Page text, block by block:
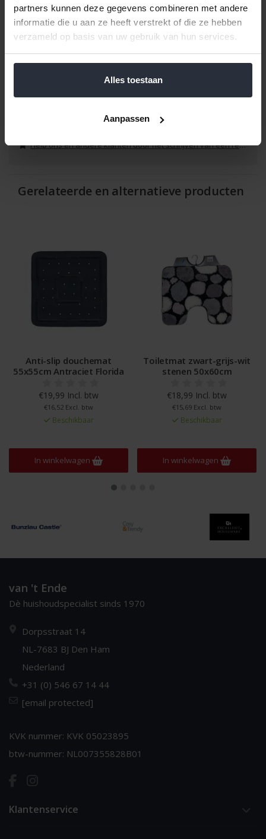
partners kunnen deze gegevens combineren met andere
informatie die u aan ze heeft verstrekt of die ze hebben
verzameld op basis van uw gebruik van hun services.
Alles toestaan
Aanpassen
✔Afmeting:60 cm x 90 cm
✔Kleur:Grijs met gestreept patroon
✔ Machinewasbaar: Ja, op 40 graden
Eenpraktische,comfortabeleenelegantekeuze voor uw
badkamer, die zowel zorgt voor een luxe gevoel als voor
Help ons en andere klanten door het schrijven van een review
Gerelateerde en alternatieve producten
Anti-slip douchemat
55x55cm Antraciet Florida
€19,99 Incl. btw
€16,52 Excl. btw
Beschikbaar
In winkelwagen
Toiletmat zwart-grijs-wit
stenen 50x60cm
€18,99 Incl. btw
€15,69 Excl. btw
Beschikbaar
In winkelwagen
van 't Ende
Dè huishoudspecialist sinds 1970
Dorpsstraat 14
NL-7683 BJ Den Ham
Nederland
+31 (0) 546 67 14 44
[email protected]
KVK nummer: KVK 05023895
btw-nummer: NL007355828B01
Klantenservice